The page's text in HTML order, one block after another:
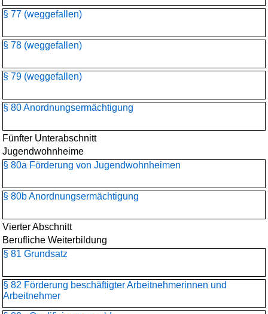
§ 77 (weggefallen)
§ 78 (weggefallen)
§ 79 (weggefallen)
§ 80 Anordnungsermächtigung
Fünfter Unterabschnitt
Jugendwohnheime
§ 80a Förderung von Jugendwohnheimen
§ 80b Anordnungsermächtigung
Vierter Abschnitt
Berufliche Weiterbildung
§ 81 Grundsatz
§ 82 Förderung beschäftigter Arbeitnehmerinnen und
Arbeitnehmer